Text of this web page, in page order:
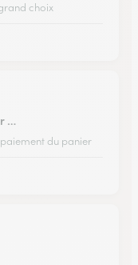
choix
…
du panier